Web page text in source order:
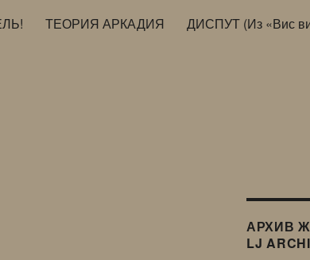
ТЕОРИЯ АРКАДИЯ ДИСПУТ (Из «Вис
АРХИВ
LJ